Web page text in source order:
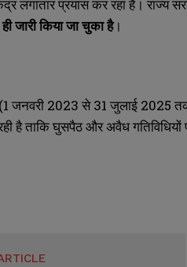
प्रयास कर रहा है। राज्य
जारी किया जा चुका है।
(1 जनवरी 2023 से 31 जुलाई 2025
है ताकि घुसपैठ और अवैध